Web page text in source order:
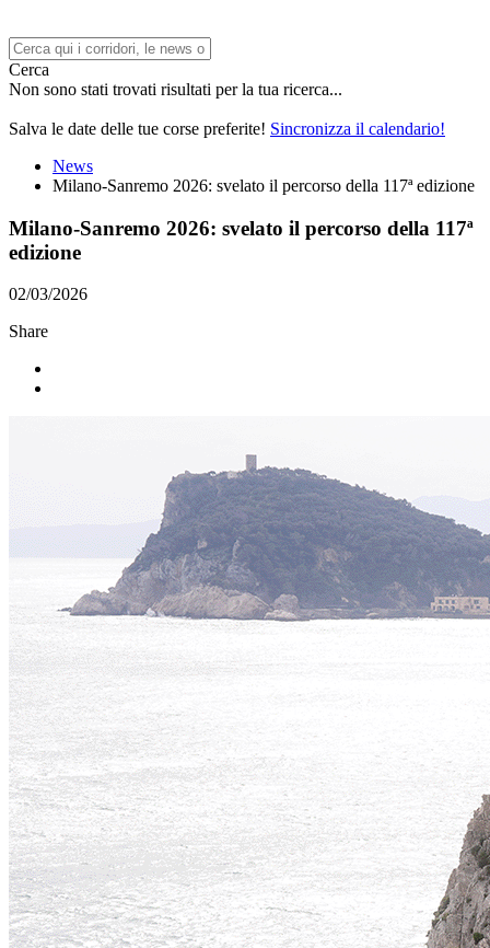
Cerca
Non sono stati trovati risultati per la tua ricerca...
Salva le date delle tue corse preferite! Sincronizza il calendario!
News
Milano-Sanremo 2026: svelato il percorso della 117ª edizione
Milano-Sanremo 2026: svelato il percorso della 117ª
edizione
02/03/2026
Share